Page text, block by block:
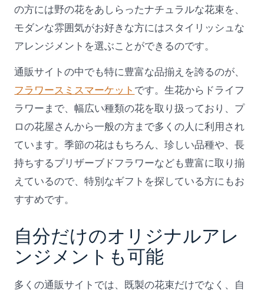
の方には野の花をあしらったナチュラルな花束を、
モダンな雰囲気がお好きな方にはスタイリッシュな
アレンジメントを選ぶことができるのです。
通販サイトの中でも特に豊富な品揃えを誇るのが、
フラワースミスマーケット です。生花からドライフ
ラワーまで、幅広い種類の花を取り扱っており、プ
ロの花屋さんから一般の方まで多くの人に利用され
ています。季節の花はもちろん、珍しい品種や、長
持ちするプリザーブドフラワーなども豊富に取り揃
えているので、特別なギフトを探している方にもお
すすめです。
自分だけのオリジナルアレ
ンジメントも可能
多くの通販サイトでは、既製の花束だけでなく、自